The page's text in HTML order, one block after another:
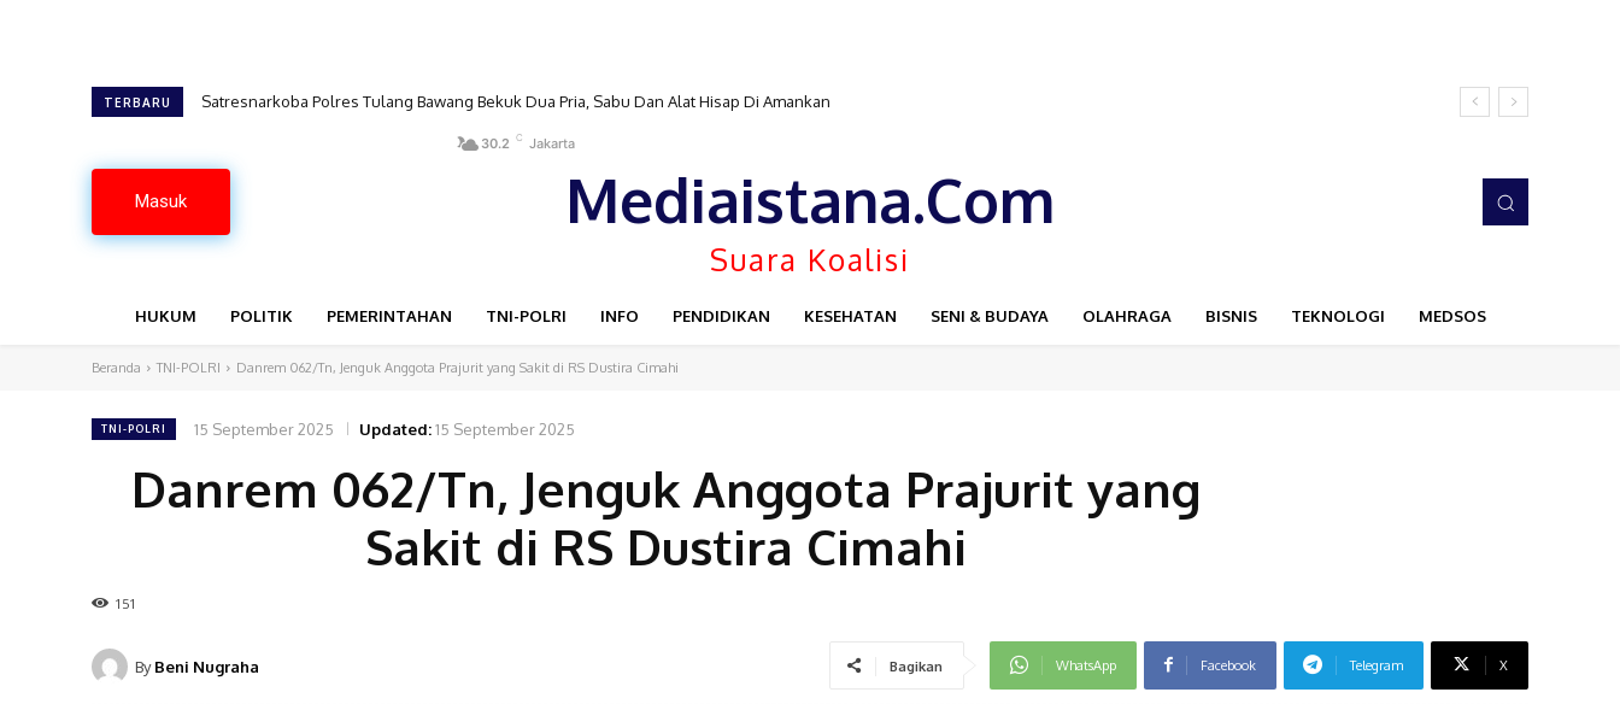
TERBARU Satresnarkoba Polres Tulang Bawang Bekuk Dua Pria, Sabu Dan Alat Hisap Di Amankan
Masuk
30.2 C Jakarta
Mediaistana.Com
Suara Koalisi
HUKUM POLITIK PEMERINTAHAN TNI-POLRI INFO PENDIDIKAN KESEHATAN SENI & BUDAYA OLAHRAGA BISNIS TEKNOLOGI MEDSOS
Beranda TNI-POLRI Danrem 062/Tn, Jenguk Anggota Prajurit yang Sakit di RS Dustira Cimahi
TNI-POLRI 15 September 2025 Updated:15 September 2025
Danrem 062/Tn, Jenguk Anggota Prajurit yang
Sakit di RS Dustira Cimahi
151
By Beni Nugraha Bagikan WhatsApp Facebook Telegram X